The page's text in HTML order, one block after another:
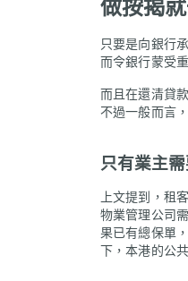
做按揭
只要是向銀行
而令銀行蒙受
而且在還清貸
不過一般而言
只有業主
上文提到，租
物業管理公司
果已有總保單
下，本港的公